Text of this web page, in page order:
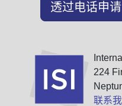
透过电话申请
224
联系我